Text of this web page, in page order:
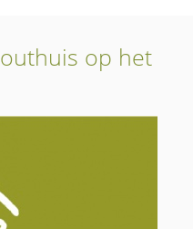
op het